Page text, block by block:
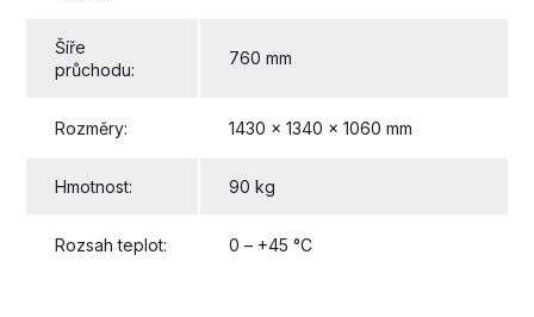
Šíře
průchodu:
760 mm
Rozměry: 1430 x 1340 x 1060 mm
Hmotnost: 90 kg
Rozsah teplot: 0 – +45 °C